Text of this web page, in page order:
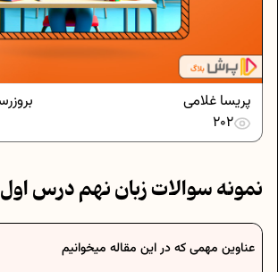
پریسا غلامی
202
نمونه سوالات زبان نهم درس اول
عناوین مهمی که در این مقاله میخوانیم